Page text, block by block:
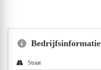
Bedrijfsinformatie
Straat